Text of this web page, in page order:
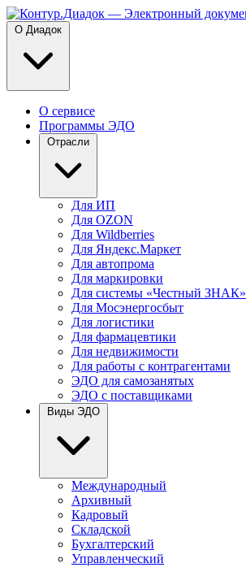
О Диадок
О сервисе
Программы ЭДО
Отрасли
Для ИП
Для OZON
Для Wildberries
Для Яндекс.Маркет
Для автопрома
Для маркировки
Для системы «Честный ЗНАК»
Для Мосэнергосбыт
Для логистики
Для фармацевтики
Для недвижимости
Для работы с контрагентами
ЭДО для самозанятых
ЭДО с поставщиками
Виды ЭДО
Международный
Архивный
Кадровый
Складской
Бухгалтерский
Управленческий